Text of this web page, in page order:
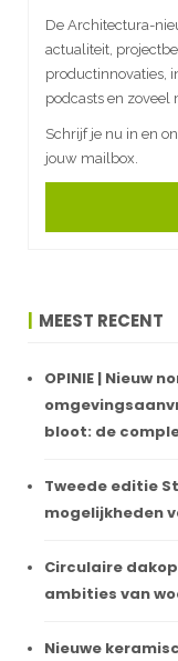
De Architectura-
actualiteit,
productinnovaties,
podcasts en zoveel
Schrijf je nu in en
jouw mailbox.
MEEST RECENT
OPINIE | Nieuw
bloot: de
Tweede editie
mogelijkheden
Circulaire
ambities van
Nieuwe